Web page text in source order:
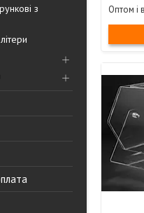
з
Оптом і